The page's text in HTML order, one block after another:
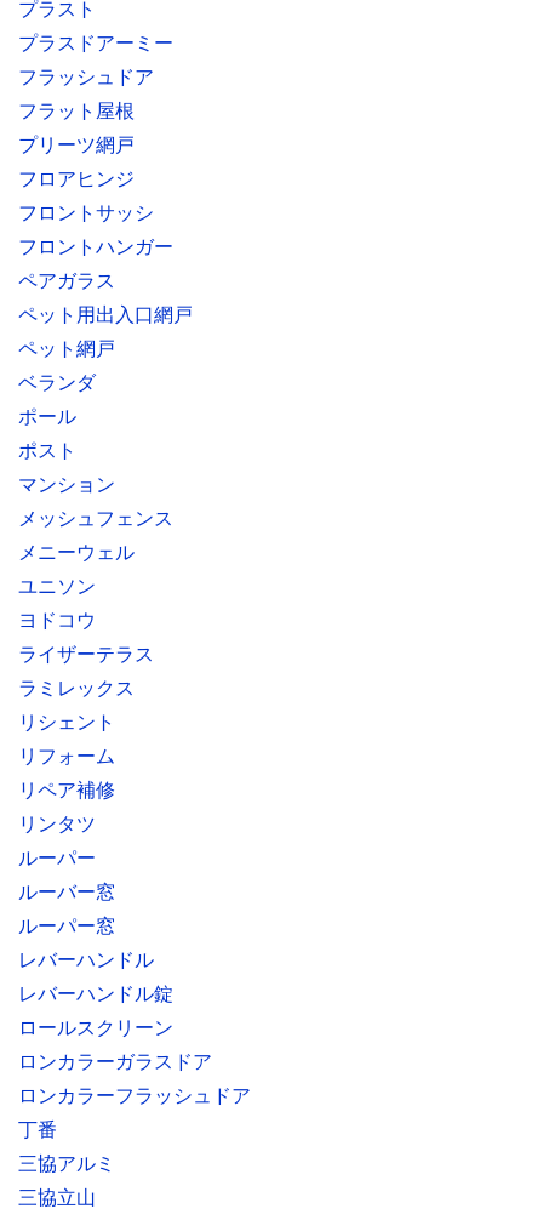
プラスト
プラスドアーミー
フラッシュドア
フラット屋根
プリーツ網戸
フロアヒンジ
フロントサッシ
フロントハンガー
ペアガラス
ペット用出入口網戸
ペット網戸
ベランダ
ポール
ポスト
マンション
メッシュフェンス
メニーウェル
ユニソン
ヨドコウ
ライザーテラス
ラミレックス
リシェント
リフォーム
リペア補修
リンタツ
ルーパー
ルーバー窓
ルーパー窓
レバーハンドル
レバーハンドル錠
ロールスクリーン
ロンカラーガラスドア
ロンカラーフラッシュドア
丁番
三協アルミ
三協立山